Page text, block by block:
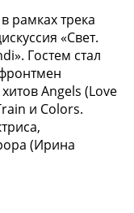
рамках трека
«Свет.
Гостем стал
Angels (Love
и Colors.
(Ирина